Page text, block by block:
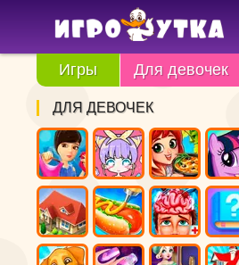
Игры Для девочек
ДЛЯ ДЕВОЧЕК